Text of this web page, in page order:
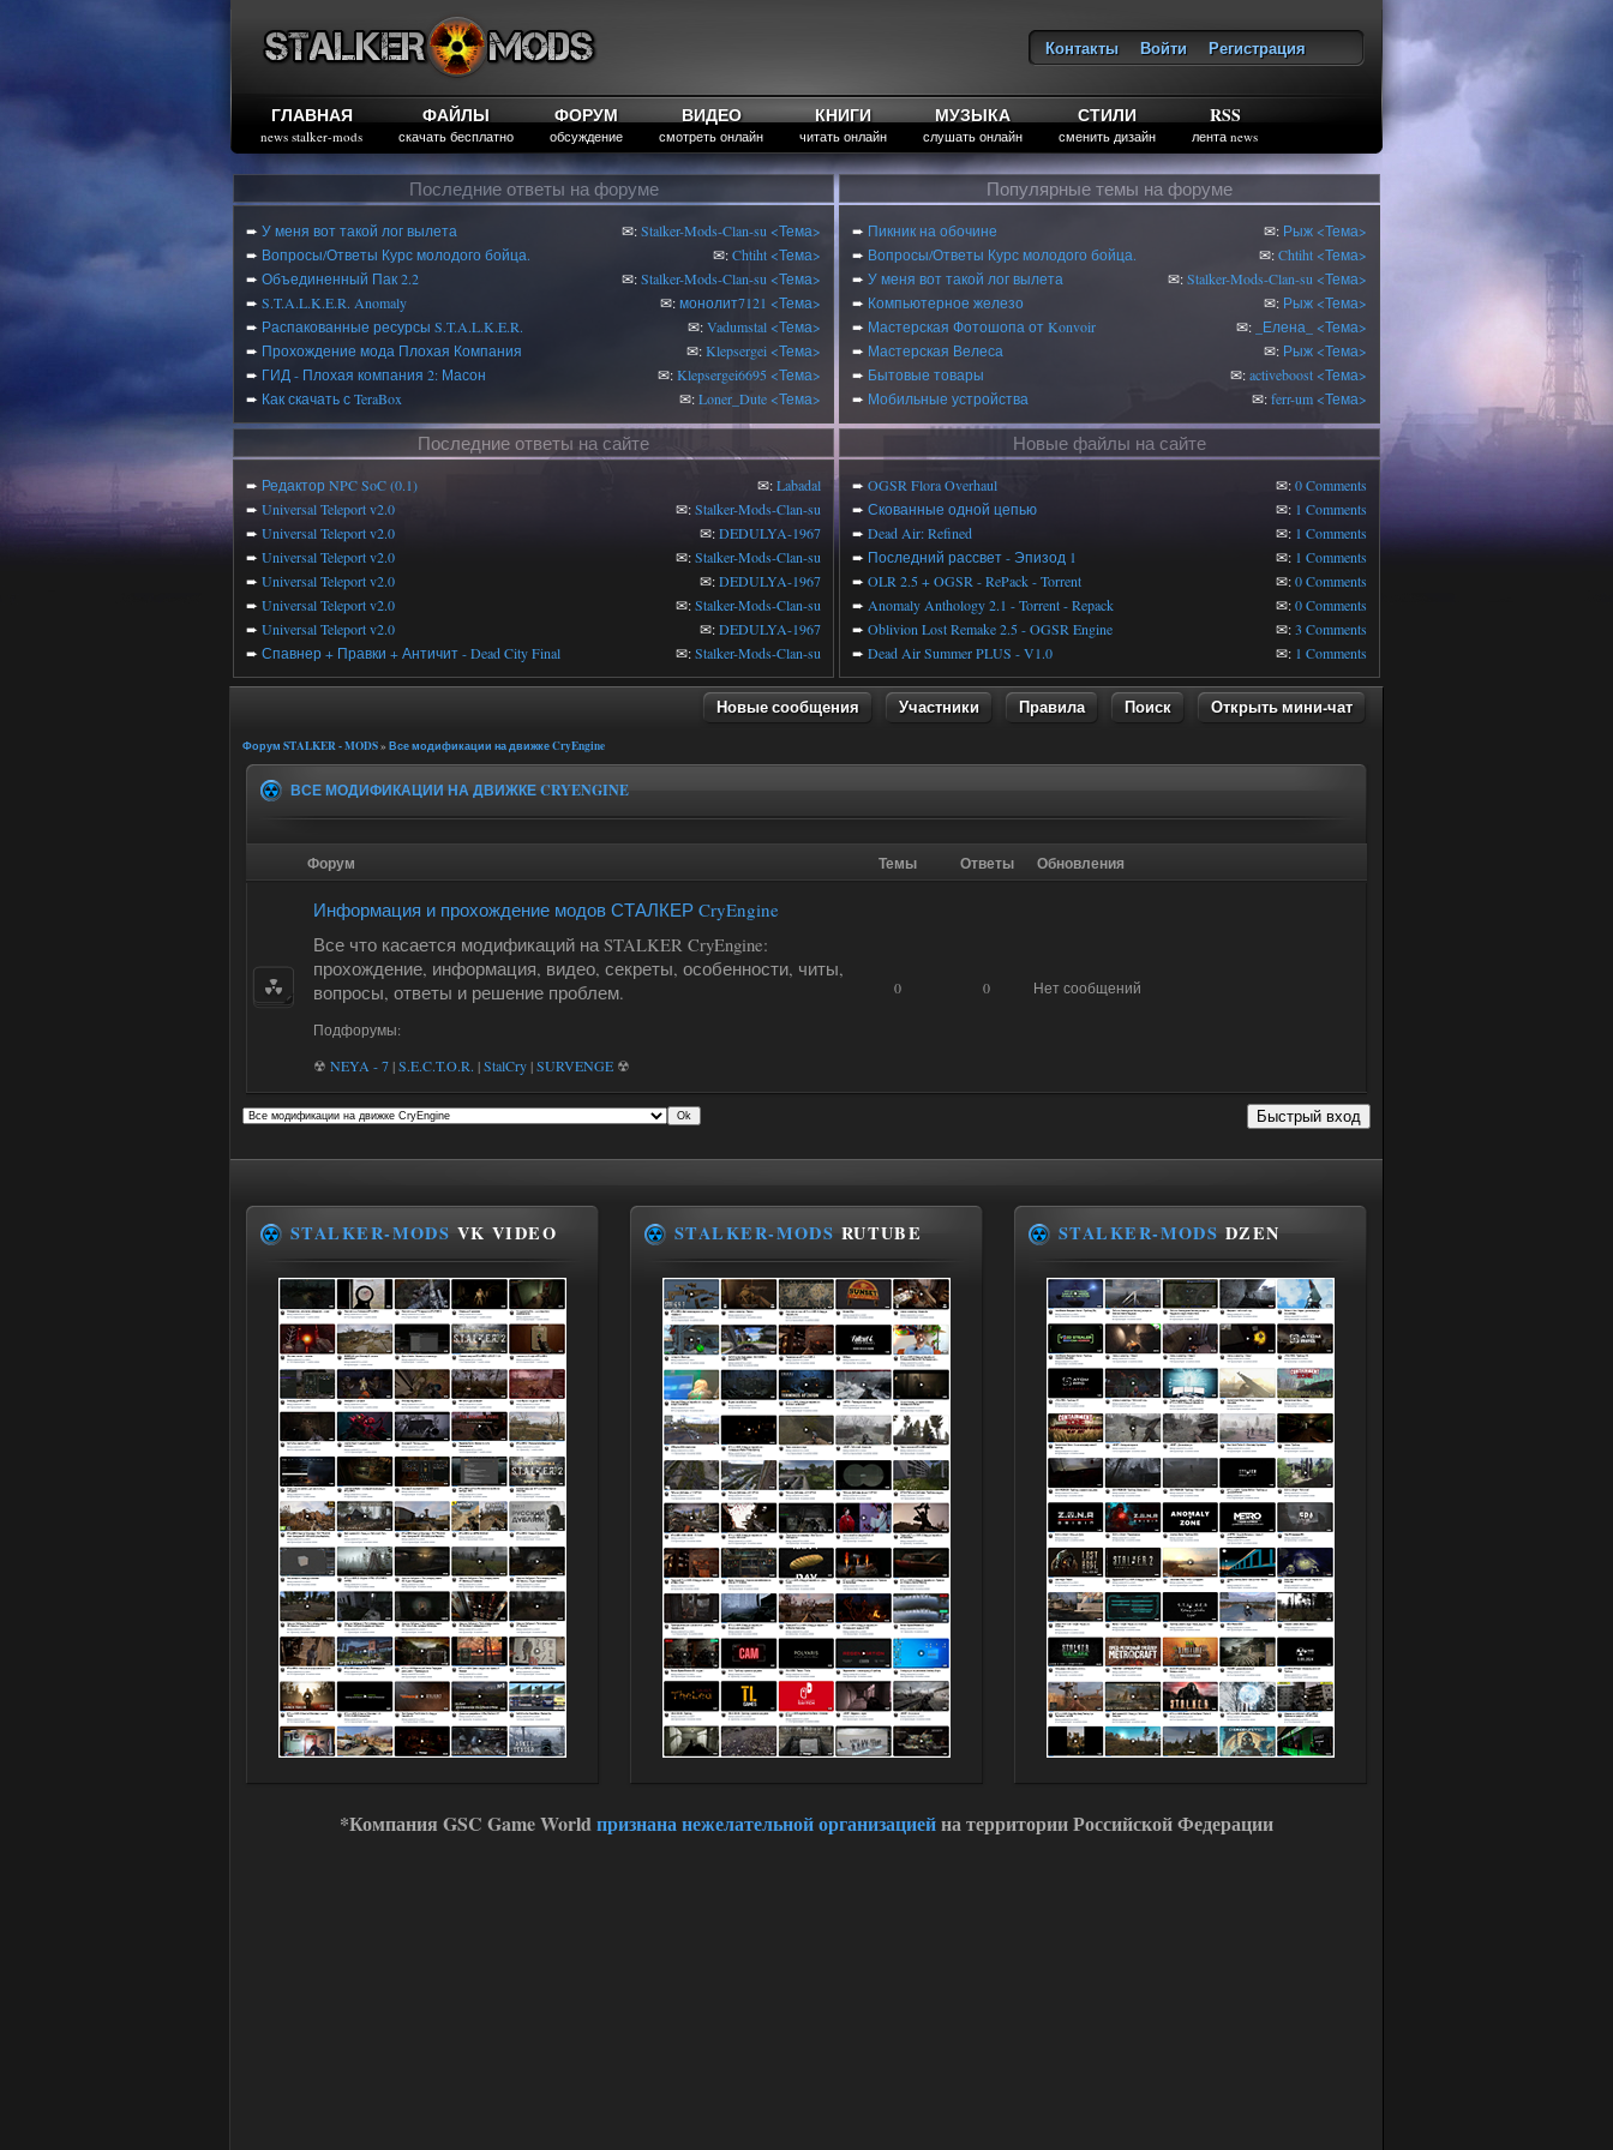
Контакты Войти
Регистрация
ГЛАВНАЯ
news stalker-mods
ФАЙЛЫ
скачать бесплатно
ФОРУМ
обсуждение
ВИДЕО
смотреть онлайн
КНИГИ
читать онлайн
МУЗЫКА
слушать онлайн
СТИЛИ
сменить дизайн
RSS
лента news
Последние ответы на форуме
➨ У меня вот такой лог вылета ✉:Stalker-Mods-Clan-su <Тема>
➨ Вопросы/Ответы Курс молодого бойца. ✉:Chtiht <Тема>
➨ Объединенный Пак 2.2 ✉:Stalker-Mods-Clan-su <Тема>
➨ S.T.A.L.K.E.R. Anomaly ✉:монолит7121 <Тема>
➨ Распакованные ресурсы S.T.A.L.K.E.R. ✉:Vadumstal <Тема>
➨ Прохождение мода Плохая Компания ✉:Klepsergei <Тема>
➨ ГИД - Плохая компания 2: Масон ✉:Klepsergei6695 <Тема>
➨ Как скачать с TeraBox ✉:Loner_Dute <Тема>
Популярные темы на форуме
➨ Пикник на обочине ✉: Рыж <Тема>
➨ Вопросы/Ответы Курс молодого бойца. ✉:Chtiht <Тема>
➨ У меня вот такой лог вылета ✉:Stalker-Mods-Clan-su <Тема>
➨ Компьютерное железо ✉: Рыж <Тема>
➨ Мастерская Фотошопа от Konvoir ✉: _Елена_
<Тема>
➨ Мастерская Велеса ✉: Рыж <Тема>
➨ Бытовые товары ✉:activeboost <Тема>
➨ Мобильные устройства ✉:ferr-um <Тема>
Последние ответы на сайте
➨ Редактор NPC SoC (0.1) ✉:Labadal
➨ Universal Teleport v2.0 ✉:Stalker-Mods-Clan-su
➨ Universal Teleport v2.0 ✉:DEDULYA-1967
➨ Universal Teleport v2.0 ✉:Stalker-Mods-Clan-su
➨ Universal Teleport v2.0 ✉:DEDULYA-1967
➨ Universal Teleport v2.0 ✉:Stalker-Mods-Clan-su
➨ Universal Teleport v2.0 ✉:DEDULYA-1967
➨ Спавнер + Правки + Античит - Dead City Final ✉:Stalker-Mods-Clan-su
Новые файлы на сайте
➨ OGSR Flora Overhaul ✉:0 Comments
➨ Скованные одной цепью ✉: 1 Comments
➨ Dead Air: Refined ✉: 1 Comments
➨ Последний рассвет - Эпизод 1 ✉: 1 Comments
➨ OLR 2.5 + OGSR - RePack - Torrent ✉:0 Comments
➨ Anomaly Anthology 2.1 - Torrent - Repack ✉:0 Comments
➨ Oblivion Lost Remake 2.5 - OGSR Engine ✉:3 Comments
➨ Dead Air Summer PLUS - V1.0 ✉: 1 Comments
Новые сообщения Участники Правила Поиск Открыть мини-чат
Форум STALKER - MODS» Все модификации на движке CryEngine
ВСЕ МОДИФИКАЦИИ НА ДВИЖКЕ CRYENGINE
Форум Темы Ответы Обновления
Информация и прохождение модов СТАЛКЕР CryEngine
Все что касается модификаций на STALKER CryEngine:
прохождение, информация, видео, секреты, особенности, читы,
вопросы, ответы и решение проблем.
Подфорумы:
☢ NEYA - 7|S.E.C.T.O.R. |StalCry|SURVENGE ☢
0 0 Нет сообщений
STALKER-MODS VK VIDEO STALKER-MODS RUTUBE STALKER-MODS DZEN
*Компания GSC Game Worldпризнана нежелательной организациейна территории Российской Федерации